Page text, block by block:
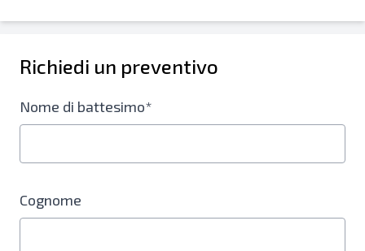
Richiedi un preventivo
Nome di battesimo*
Cognome